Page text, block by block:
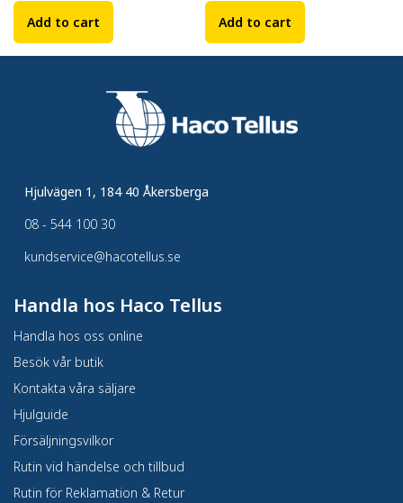
Add to cart Add to cart
Hjulvägen 1, 184 40 Åkersberga
08 - 544 100 30
kundservice@hacotellus.se
Handla hos Haco Tellus
Handla hos oss online
Besök vår butik
Kontakta våra säljare
Hjulguide
Försäljningsvilkor
Rutin vid händelse och tillbud
Rutin för Reklamation & Retur